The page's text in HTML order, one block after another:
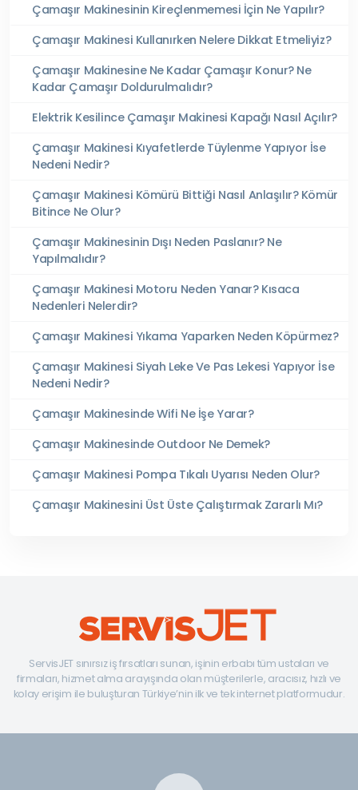
Çamaşır Makinesinin Kireçlenmemesi İçin Ne Yapılır?
Çamaşır Makinesi Kullanırken Nelere Dikkat Etmeliyiz?
Çamaşır Makinesine Ne Kadar Çamaşır Konur? Ne
Kadar Çamaşır Doldurulmalıdır?
Elektrik Kesilince Çamaşır Makinesi Kapağı Nasıl Açılır?
Çamaşır Makinesi Kıyafetlerde Tüylenme Yapıyor İse
Nedeni Nedir?
Çamaşır Makinesi Kömürü Bittiği Nasıl Anlaşılır? Kömür
Bitince Ne Olur?
Çamaşır Makinesinin Dışı Neden Paslanır? Ne
Yapılmalıdır?
Çamaşır Makinesi Motoru Neden Yanar? Kısaca
Nedenleri Nelerdir?
Çamaşır Makinesi Yıkama Yaparken Neden Köpürmez?
Çamaşır Makinesi Siyah Leke Ve Pas Lekesi Yapıyor İse
Nedeni Nedir?
Çamaşır Makinesinde Wifi Ne İşe Yarar?
Çamaşır Makinesinde Outdoor Ne Demek?
Çamaşır Makinesi Pompa Tıkalı Uyarısı Neden Olur?
Çamaşır Makinesini Üst Üste Çalıştırmak Zararlı Mı?
ServisJET sınırsız iş fırsatları sunan, işinin erbabı tüm ustaları ve
firmaları, hizmet alma arayışında olan müşterilerle, aracısız, hızlı ve
kolay erişim ile buluşturan Türkiye’nin ilk ve tek internet platformudur.